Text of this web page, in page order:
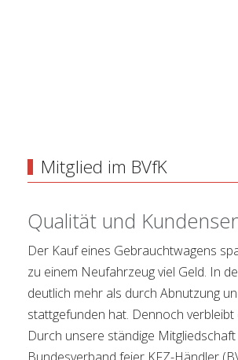
Mitglied im BVfK
Qualität und
Der Kauf eines Gebrauchtwagens
zu einem Neufahrzeug viel Geld. In
deutlich mehr als durch Abnutzung
stattgefunden hat. Dennoch verbleibt
Durch unsere ständige Mitgliedschaft